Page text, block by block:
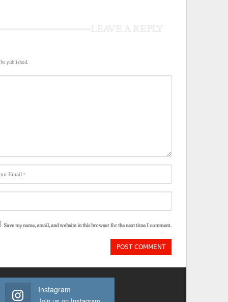
published.
Save my name, email, and website in this browser for the next time I comment.
Instagram